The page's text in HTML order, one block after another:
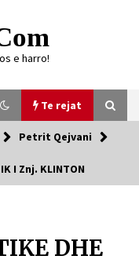
e harro!
Te rejat
Petrit Qejvani
I Znj. KLINTON
DHE